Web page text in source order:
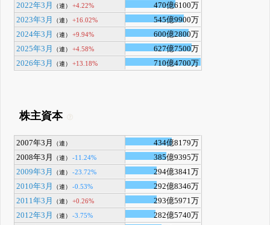
2022年3月
（連） +4.22%
470億6100万
2023年3月
（連） +16.02%
545億9900万
2024年3月
（連） +9.94%
600億2800万
2025年3月
（連） +4.58%
627億7500万
2026年3月
（連） +13.18% 710億4700万
株主資本
2007年3月 （連）
434億8179万
2008年3月
（連） -11.24%
385億9395万
2009年3月
（連） -23.72%
294億3841万
2010年3月
（連） -0.53%
292億8346万
2011年3月
（連） +0.26%
293億5971万
2012年3月
（連） -3.75%
282億5740万